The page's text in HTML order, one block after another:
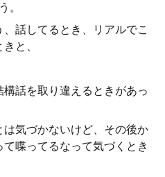
。
話してるとき、リアルでこ
と、
話を取り違えるときがあっ
気づかないけど、その後か
喋ってるなって気づくとき